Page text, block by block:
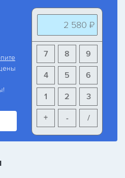
2 580 ₽
9
8
7
6
5
4
3
2
1
+ - /